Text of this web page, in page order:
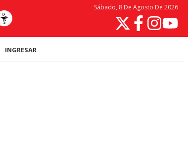
Sábado, 8 De Agosto De 2026
INGRESAR